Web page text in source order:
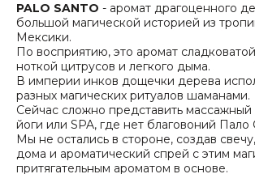
PALO SANTO - аромат драгоценного
большой магической историей из
Мексики.
По восприятию, это аромат
ноткой цитрусов и легкого дыма.
В империи инков дощечки дерева
разных магических ритуалов шаманами.
Сейчас сложно представить массажный
йоги или SPA, где нет благовоний Пало
Мы не остались в стороне, создав
дома и ароматический спрей с этим
притягательным ароматом в основе.